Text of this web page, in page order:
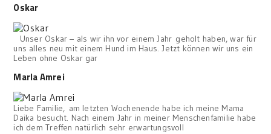
Oskar
Unser Oskar – als wir ihn vor einem Jahr geholt haben, war für
uns alles neu mit einem Hund im Haus. Jetzt können wir uns ein
Leben ohne Oskar gar
Marla Amrei
Liebe Familie, am letzten Wochenende habe ich meine Mama
Daika besucht. Nach einem Jahr in meiner Menschenfamilie habe
ich dem Treffen natürlich sehr erwartungsvoll